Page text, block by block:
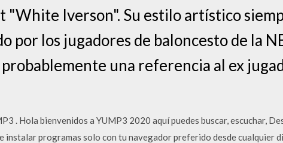
"White Iverson". Su estilo artístico
por los jugadores de baloncesto de la
una referencia al ex
. Hola bienvenidos a YUMP3 2020 aquí puedes buscar, escuchar,
instalar programas solo con tu navegador preferido desde cualquier